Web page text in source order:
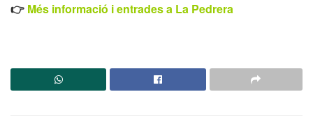
👉 Més informació i entrades a La Pedrera